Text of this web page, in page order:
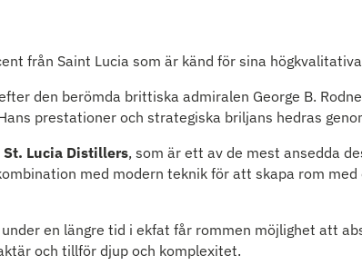
från Saint Lucia som är känd för sina
den berömda brittiska admiralen George B.
prestationer och strategiska briljans hedras
St. Lucia Distillers, som är ett av de mest ansedda
med modern teknik för att skapa rom med
en längre tid i ekfat får rommen möjlighet att
och tillför djup och komplexitet.